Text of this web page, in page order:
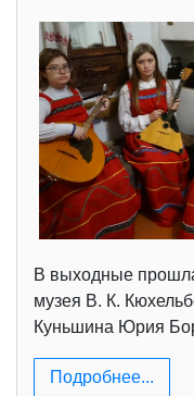
В выходные
музея В. К.
Куньшина Юрия
Подробнее...